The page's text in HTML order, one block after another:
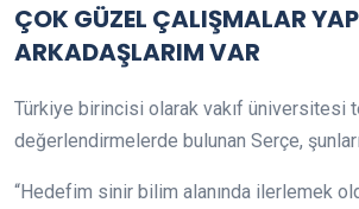
ÇOK GÜZEL ÇALIŞMALAR
ARKADAŞLARIM VAR
Türkiye birincisi olarak vakıf üniversitesi
değerlendirmelerde bulunan Serçe,
“Hedefim sinir bilim alanında ilerlemek